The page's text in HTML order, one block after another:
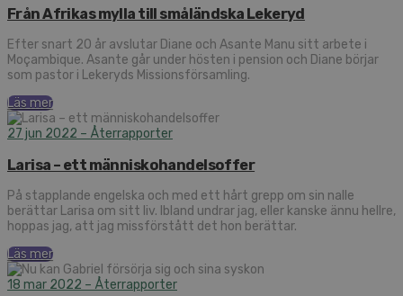
Från Afrikas mylla till småländska Lekeryd
Efter snart 20 år avslutar Diane och Asante Manu sitt arbete i
Moçambique. Asante går under hösten i pension och Diane börjar
som pastor i Lekeryds Missionsförsamling.
Läs mer
27 jun 2022 – Återrapporter
Larisa – ett människohandelsoffer
På stapplande engelska och med ett hårt grepp om sin nalle
berättar Larisa om sitt liv. Ibland undrar jag, eller kanske ännu hellre,
hoppas jag, att jag missförstått det hon berättar.
Läs mer
18 mar 2022 – Återrapporter